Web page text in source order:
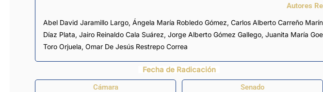
Autores
Abel David Jaramillo Largo, Ángela María Robledo Gómez, Carlos Alberto Carreño Marín
Díaz Plata, Jairo Reinaldo Cala Suárez, Jorge Alberto Gómez Gallego, Juanita María
Toro Orjuela, Omar De Jesús Restrepo Correa
Fecha de Radicación
Cámara Senado